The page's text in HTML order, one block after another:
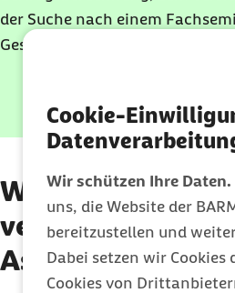
Cookie-
Wir schützen Ihre Daten.
uns, die Website der
bereitzustellen und
Dabei setzen wir Cookies
Cookies von
Aktivitäten koordiniert und die
Intranet oder über soziale
erfolgreiche und langfristige
Betriebssport. Ergänzende
ergonomische
positiven Effekte.
Angebot zu optimieren und
gestalten.
der Suche nach einem
Gesundheitsangebot.
externer Link:
Jetzt
Welche
Aspekte sind zu